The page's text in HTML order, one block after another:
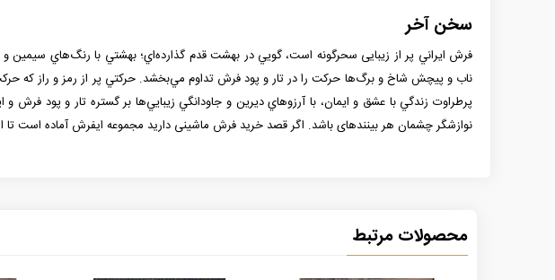
سخن آخر
فرش ايراني پر از زيبایی سحرگونه است، گويي در بهشت قدم گذارده‌اي؛ بهشتي با رنگ‌هاي
ناب و پیچش شاخ و برگ‌ها حركت را در تار و پود فرش تداوم مي‌بخشد. حركتي پر از رمز و راز
پرطراوت زندگي با عشق و ايمان، با آرزوهاي ديرين و جاودانگي زيبايي‌ها بر گستره تار و پود
نوازشگر چشمان هر بیننده­ای باشد. اگر قصد خرید فرش ماشینی دارید مجموعه ایفرش آماده است تا این
محصولات مرتبط